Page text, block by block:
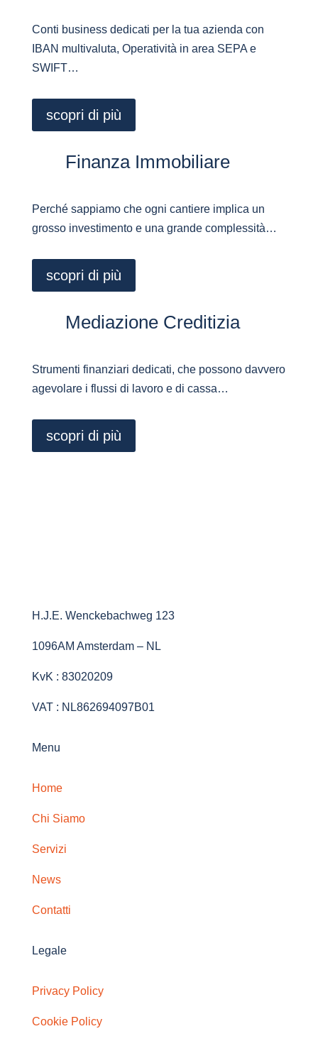
Conti business dedicati per la tua azienda con
IBAN multivaluta, Operatività in area SEPA e
SWIFT…
scopri di più
Finanza Immobiliare
Perché sappiamo che ogni cantiere implica un
grosso investimento e una grande complessità…
scopri di più
Mediazione Creditizia
Strumenti finanziari dedicati, che possono davvero
agevolare i flussi di lavoro e di cassa…
scopri di più
H.J.E. Wenckebachweg 123
1096AM Amsterdam – NL
KvK : 83020209
VAT : NL862694097B01
Menu
Home
Chi Siamo
Servizi
News
Contatti
Legale
Privacy Policy
Cookie Policy